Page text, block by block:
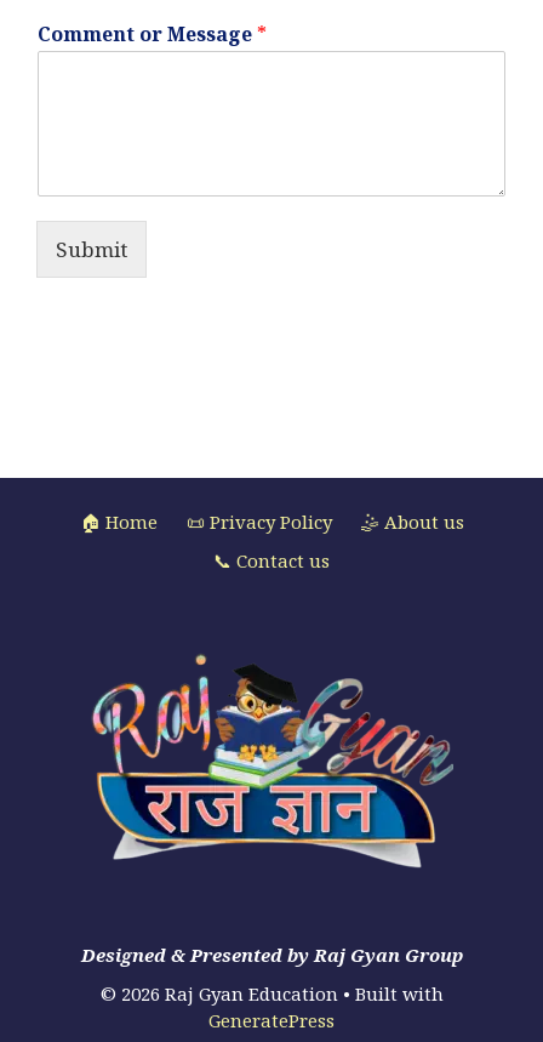
Comment or Message *
Submit
🏠 Home 📜 Privacy Policy
🤹 About us
📞 Contact us
Designed & Presented by Raj Gyan Group
© 2026 Raj Gyan Education• Built with
GeneratePress